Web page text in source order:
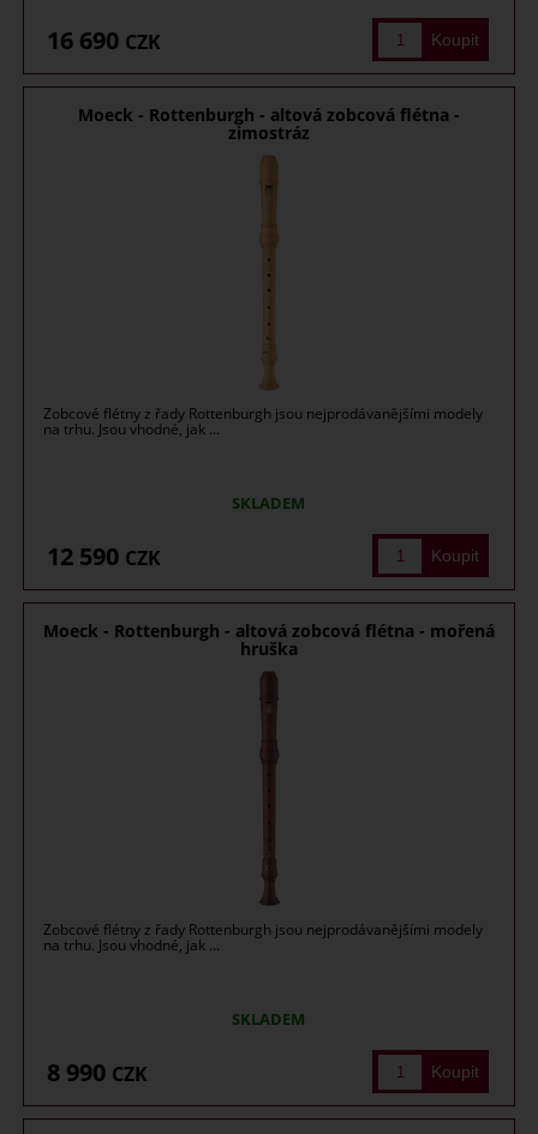
16 690 CZK
Moeck - Rottenburgh - altová zobcová flétna -
zimostráz
Zobcové flétny z řady Rottenburgh jsou nejprodávanějšími modely
na trhu. Jsou vhodné, jak ...
SKLADEM
12 590 CZK
Moeck - Rottenburgh - altová zobcová flétna - mořená
hruška
Zobcové flétny z řady Rottenburgh jsou nejprodávanějšími modely
na trhu. Jsou vhodné, jak ...
SKLADEM
8 990 CZK